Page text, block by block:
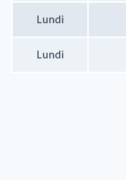
Lundi
Lundi